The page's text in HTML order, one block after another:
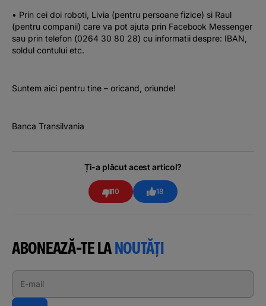
• Prin cei doi roboti, Livia (pentru persoane fizice) si Raul
(pentru companii) care va pot ajuta prin Facebook Messenger
sau prin telefon (0264 30 80 28) cu informatii despre: IBAN,
soldul contului etc.
Suntem aici pentru tine – oricand, oriunde!
Banca Transilvania
Ți-a plăcut acest articol?
10 18
ABONEAZĂ-TE LANOUTĂȚI
E-mail